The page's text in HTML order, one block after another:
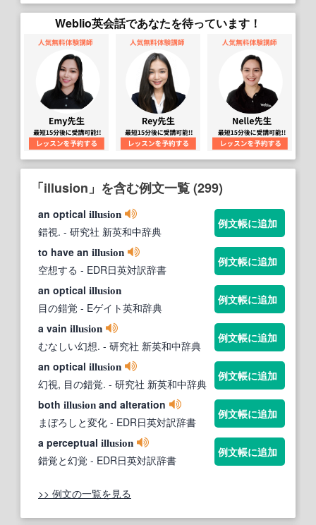
Weblio英会話であなたを待っています！
「illusion」を含む例文一覧 (299)
an optical illusion
錯視. - 研究社 新英和中辞典
例文帳に追加
to have an illusion
空想する - EDR日英対訳辞書
例文帳に追加
an optical illusion
目の錯覚 - Eゲイト英和辞典
例文帳に追加
a vain illusion
むなしい幻想. - 研究社 新英和中辞典
例文帳に追加
an optical illusion
幻視, 目の錯覚. - 研究社 新英和中辞典
例文帳に追加
both illusion and alteration
まぼろしと変化 - EDR日英対訳辞書
例文帳に追加
a perceptual illusion
錯覚と幻覚 - EDR日英対訳辞書
例文帳に追加
>> 例文の一覧を見る